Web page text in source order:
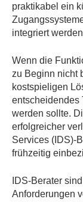
praktikabel ein
integriert
Wenn die
zu Beginn nicht
kostspieligen
entscheidendes
werden sollte.
erfolgreicher
Services (IDS)-
frühzeitig
IDS-Berater
Anforderungen